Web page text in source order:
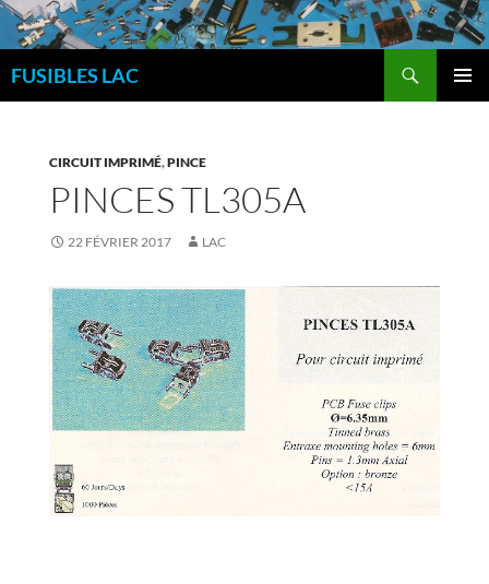
Aller
au
contenu
FUSIBLES LAC
CIRCUIT IMPRIMÉ,PINCE
PINCES TL305A
22 FÉVRIER 2017 LAC